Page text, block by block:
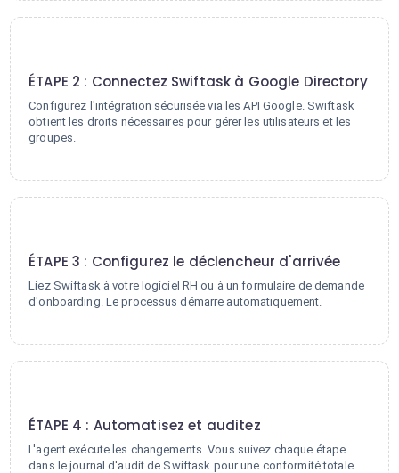
ÉTAPE 2 : Connectez Swiftask à Google Directory
Configurez l'intégration sécurisée via les API Google. Swiftask
obtient les droits nécessaires pour gérer les utilisateurs et les
groupes.
ÉTAPE 3 : Configurez le déclencheur d'arrivée
Liez Swiftask à votre logiciel RH ou à un formulaire de demande
d'onboarding. Le processus démarre automatiquement.
ÉTAPE 4 : Automatisez et auditez
L'agent exécute les changements. Vous suivez chaque étape
dans le journal d'audit de Swiftask pour une conformité totale.